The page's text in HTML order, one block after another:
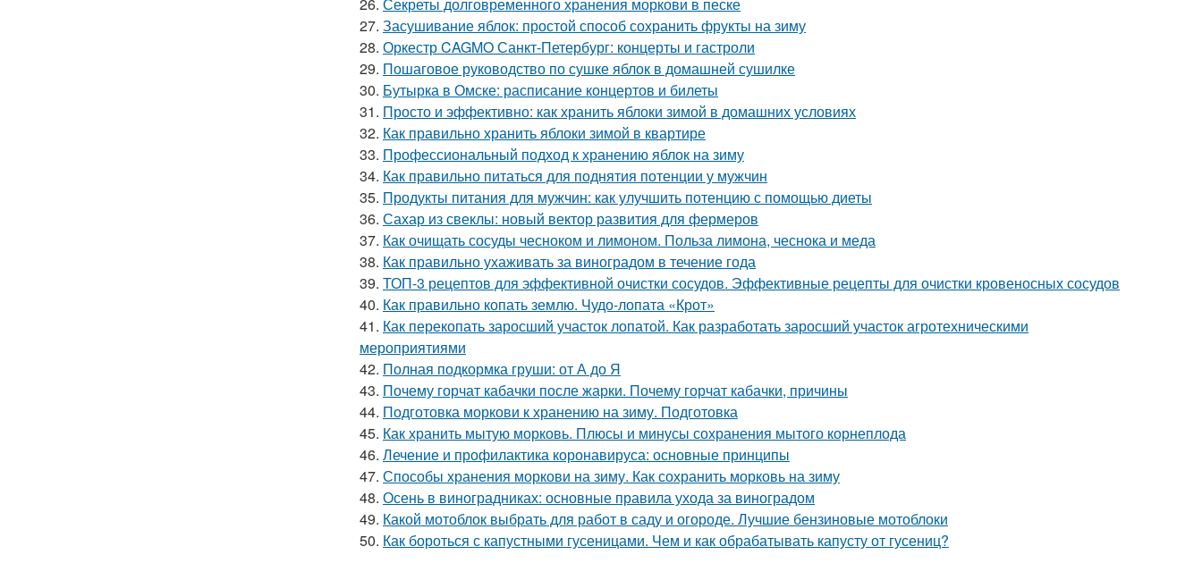
27. Засушивание яблок: простой способ сохранить фрукты на зиму
28. Оркестр CAGMO Санкт-Петербург: концерты и гастроли
29. Пошаговое руководство по сушке яблок в домашней сушилке
30. Бутырка в Омске: расписание концертов и билеты
31. Просто и эффективно: как хранить яблоки зимой в домашних условиях
32. Как правильно хранить яблоки зимой в квартире
33. Профессиональный подход к хранению яблок на зиму
34. Как правильно питаться для поднятия потенции у мужчин
35. Продукты питания для мужчин: как улучшить потенцию с помощью диеты
36. Сахар из свеклы: новый вектор развития для фермеров
37. Как очищать сосуды чесноком и лимоном. Польза лимона, чеснока и меда
38. Как правильно ухаживать за виноградом в течение года
39. ТОП-3 рецептов для эффективной очистки сосудов. Эффективные рецепты для очистки кровеносных сосудов
40. Как правильно копать землю. Чудо-лопата «Крот»
41. Как перекопать заросший участок лопатой. Как разработать заросший участок агротехническими
мероприятиями
42. Полная подкормка груши: от А до Я
43. Почему горчат кабачки после жарки. Почему горчат кабачки, причины
44. Подготовка моркови к хранению на зиму. Подготовка
45. Как хранить мытую морковь. Плюсы и минусы сохранения мытого корнеплода
46. Лечение и профилактика коронавируса: основные принципы
47. Способы хранения моркови на зиму. Как сохранить морковь на зиму
48. Осень в виноградниках: основные правила ухода за виноградом
49. Какой мотоблок выбрать для работ в саду и огороде. Лучшие бензиновые мотоблоки
50. Как бороться с капустными гусеницами. Чем и как обрабатывать капусту от гусениц?